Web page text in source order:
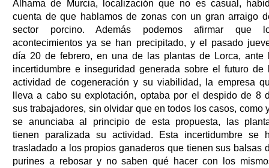
Alhama de Murcia, localización que no es casual,
cuenta de que hablamos de zonas con un gran arraigo
sector porcino. Además podemos afirmar que
acontecimientos ya se han precipitado, y el pasado
día 20 de febrero, en una de las plantas de Lorca, ante
incertidumbre e inseguridad generada sobre el futuro de
actividad de cogeneración y su viabilidad, la empresa
lleva a cabo su explotación, optaba por el despido de 8
sus trabajadores, sin olvidar que en todos los casos, como
se anunciaba al principio de esta propuesta, las
tienen paralizada su actividad. Esta incertidumbre se
trasladado a los propios ganaderos que tienen sus balsas
purines a rebosar y no saben qué hacer con los